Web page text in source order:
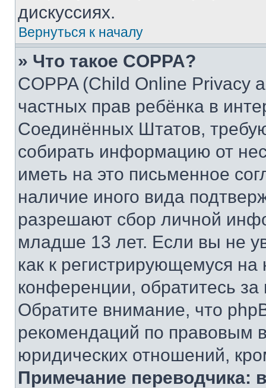
дискуссиях.
Вернуться к началу
» Что такое COPPA?
COPPA (Child Online Privacy
частных прав ребёнка в
Соединённых Штатов,
собирать информацию от
иметь на это письменное
наличие иного вида
разрешают сбор личной
младше 13 лет. Если вы не
как к регистрирующемуся
конференции, обратитесь
Обратите внимание, что
рекомендаций по правовым
юридических отношений,
Примечание переводчика: